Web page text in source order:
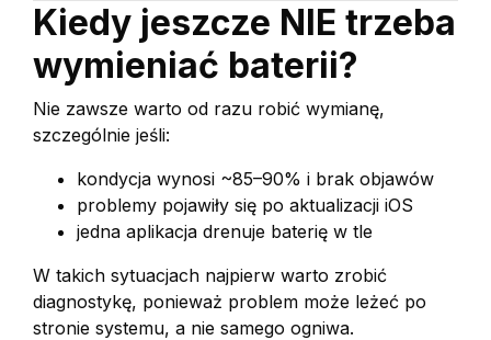
Kiedy jeszcze NIE trzeba
wymieniać baterii?
Nie zawsze warto od razu robić wymianę,
szczególnie jeśli:
kondycja wynosi ~85–90% i brak objawów
problemy pojawiły się po aktualizacji iOS
jedna aplikacja drenuje baterię w tle
W takich sytuacjach najpierw warto zrobić
diagnostykę, ponieważ problem może leżeć po
stronie systemu, a nie samego ogniwa.